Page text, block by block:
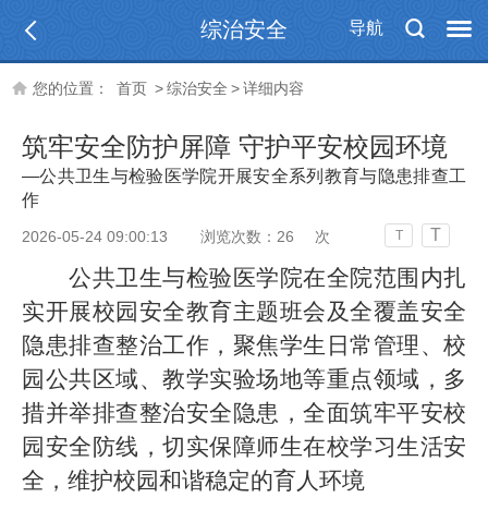
导航
综治安全
您的位置： 首页 >综治安全 >详细内容
筑牢安全防护屏障 守护平安校园环境
—公共卫生与检验医学院开展安全系列教育与隐患排查工
作
2026-05-24 09:00:13 浏览次数： 26 次 T T
公共卫生与检验医学院在全院范围内扎
实开展校园安全教育主题班会及全覆盖安全
隐患排查整治工作，聚焦学生日常管理、校
园公共区域、教学实验场地等重点领域，多
措并举排查整治安全隐患，全面筑牢平安校
园安全防线，切实保障师生在校学习生活安
全，维护校园和谐稳定的育人环境